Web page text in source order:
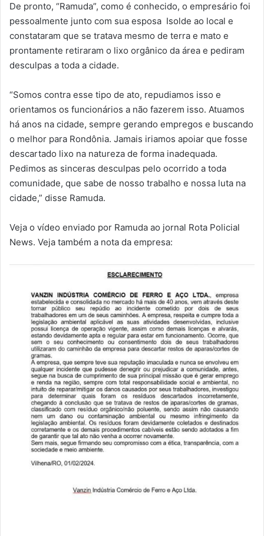
De pronto, “Ramuda”, como é conhecido, o empresário foi
pessoalmente junto com sua esposa Isolde ao local e
constataram que se tratava mesmo de terra e mato e
prontamente retiraram o lixo orgânico da área e pediram
desculpas a toda a cidade.
“Somos contra esse tipo de ato, repudiamos isso e
orientamos os funcionários a não fazerem isso. Atuamos
há anos na cidade, sempre gerando empregos e buscando
o melhor para Rondônia. Jamais iriamos apoiar que fosse
descartado lixo na natureza de forma inadequada.
Pedimos as sinceras desculpas pelo ocorrido a toda
comunidade, que sabe de nosso trabalho e nossa luta na
cidade,” disse Ramuda.
Veja o vídeo enviado por Ramuda ao jornal Rota Policial
News. Veja também a nota da empresa: